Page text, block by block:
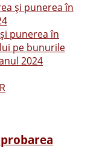
și punerea în
punerea în
pe bunurile
2024